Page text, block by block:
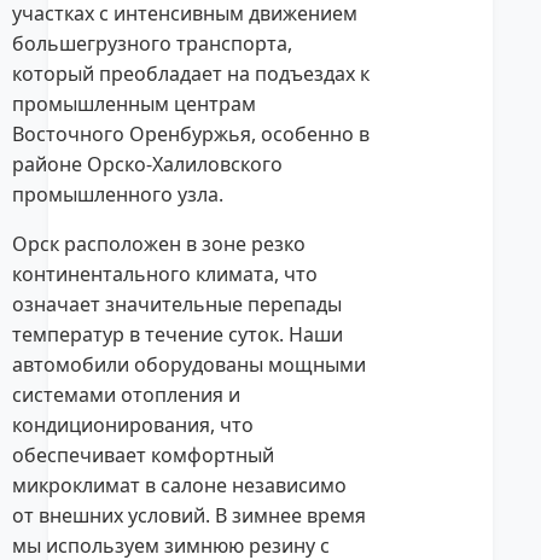
участках с интенсивным движением
большегрузного транспорта,
который преобладает на подъездах к
промышленным центрам
Восточного Оренбуржья, особенно в
районе Орско-Халиловского
промышленного узла.
Орск расположен в зоне резко
континентального климата, что
означает значительные перепады
температур в течение суток. Наши
автомобили оборудованы мощными
системами отопления и
кондиционирования, что
обеспечивает комфортный
микроклимат в салоне независимо
от внешних условий. В зимнее время
мы используем зимнюю резину с